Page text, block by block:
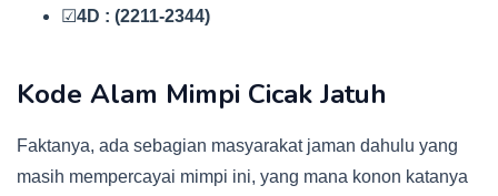
☑4D : (2211-2344)
Kode Alam Mimpi Cicak Jatuh
Faktanya, ada sebagian masyarakat jaman dahulu yang
masih mempercayai mimpi ini, yang mana konon katanya